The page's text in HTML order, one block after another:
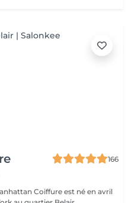
166
Coiffure est né en avril